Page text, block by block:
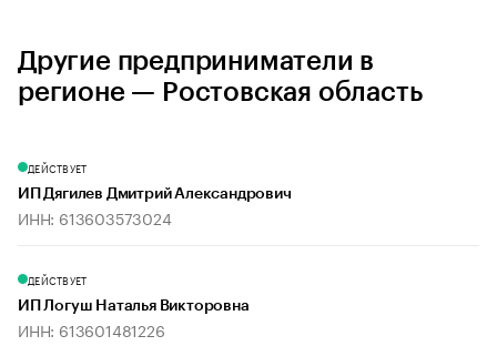
Другие предприниматели в
регионе — Ростовская область
ДЕЙСТВУЕТ
ИП Дягилев Дмитрий Александрович
ИНН: 613603573024
ДЕЙСТВУЕТ
ИП Логуш Наталья Викторовна
ИНН: 613601481226